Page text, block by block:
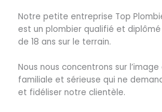
Notre petite entreprise Top
est un plombier qualifié et diplômé
de 18 ans sur le terrain.
Nous nous concentrons sur
familiale et sérieuse qui ne
et fidéliser notre clientèle.